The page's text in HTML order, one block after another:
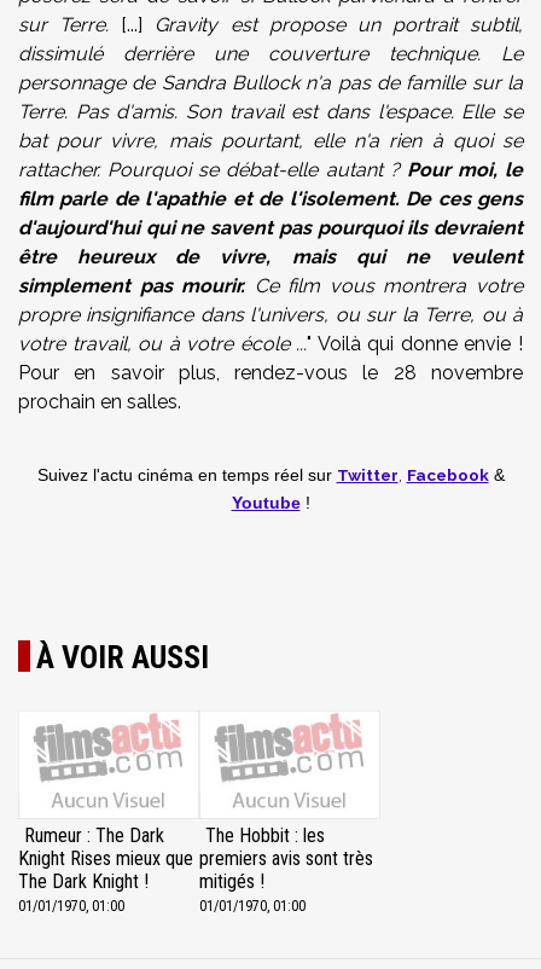
sur Terre. [...] Gravity
est propose un portrait subtil,
dissimulé derrière une couverture technique.
Le
personnage de Sandra Bullock n'a pas de famille sur la
Terre. Pas d'amis. Son travail est dans l'espace. Elle se
bat pour vivre, mais pourtant, elle n'a rien à quoi se
rattacher. Pourquoise débat-elle autant ? Pour moi, le
film parle de l'apathie et de l'isolement. De ces gens
d'aujourd'hui qui ne savent pas pourquoi ils devraient
être
heureux de
vivre, mais qui ne veulent
simplementpas mourir. Ce film vous montrera votre
propre insignifiance dans l'univers, ou sur la Terre, ou à
votre travail, ou à votre école..." Voilà qui donne envie !
Pour en savoir plus, rendez-vous le 28 novembre
prochain en salles.
Suivez l'actu cinéma en temps réel sur Twitter Facebook&
Youtube!
À VOIR AUSSI
Rumeur : The Dark
Knight Rises mieux que
The Dark Knight !
01/01/1970, 01:00
The Hobbit : les
premiers avis sont très
mitigés !
01/01/1970, 01:00